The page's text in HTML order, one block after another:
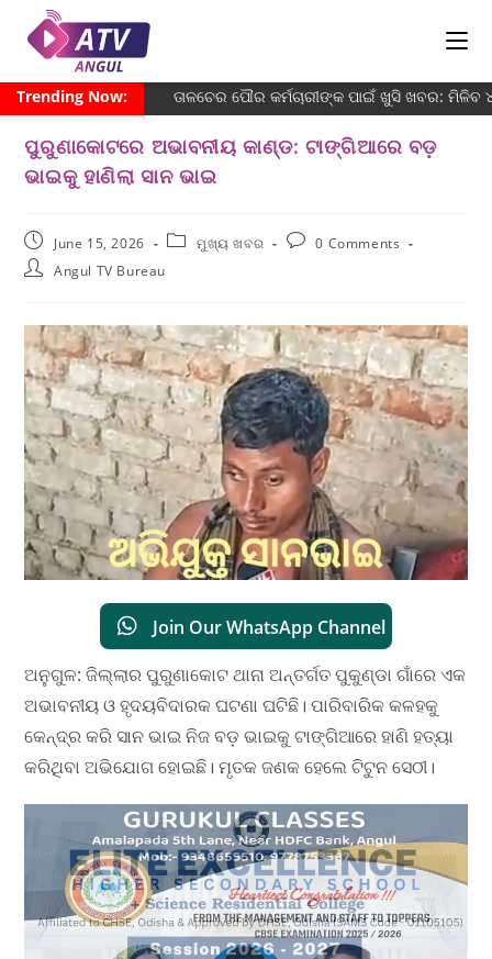
Trending Now: ତାଳଚେର ପୌର କର୍ମଚାରୀଙ୍କ ପାଇଁ ଖୁସି ଖବର: ମିଳିବ
ପୁରୁଣାକୋଟରେ ଅଭାବନୀୟ କାଣ୍ଡ: ଟାଙ୍ଗିଆରେ ବଡ଼
ଭାଇକୁ ହାଣିଲା ସାନ ଭାଇ
June 15, 2026 ମୁଖ୍ୟ ଖବର
0 Comments
Angul TV Bureau
Join Our WhatsApp Channel
ଅନୁଗୁଳ: ଜିଲ୍ଲାର ପୁରୁଣାକୋଟ ଥାନା ଅନ୍ତର୍ଗତ ପୁକୁଣ୍ଡା ଗାଁରେ ଏକ
ଅଭାବନୀୟ ଓ ହୃଦୟବିଦାରକ ଘଟଣା ଘଟିଛି। ପାରିବାରିକ କଳହକୁ
କେନ୍ଦ୍ର କରି ସାନ ଭାଇ ନିଜ ବଡ଼ ଭାଇକୁ ଟାଙ୍ଗିଆରେ ହାଣି ହତ୍ୟା
କରିଥିବା ଅଭିଯୋଗ ହୋଇଛି। ମୃତକ ଜଣକ ହେଲେ ଟିଟୁନ ସେଠୀ।